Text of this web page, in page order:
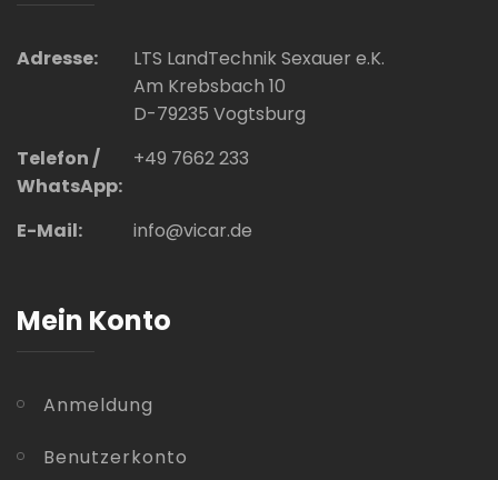
Adresse:
LTS LandTechnik Sexauer e.K.
Am Krebsbach 10
D-79235 Vogtsburg
Telefon /
WhatsApp:
+49 7662 233
E-Mail: info@vicar.de
Mein Konto
Anmeldung
Benutzerkonto